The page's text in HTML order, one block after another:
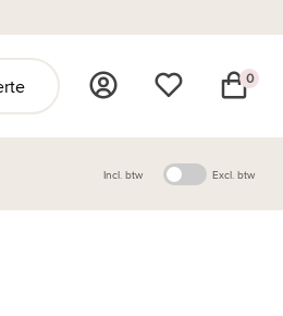
0
Incl. btw Excl. btw